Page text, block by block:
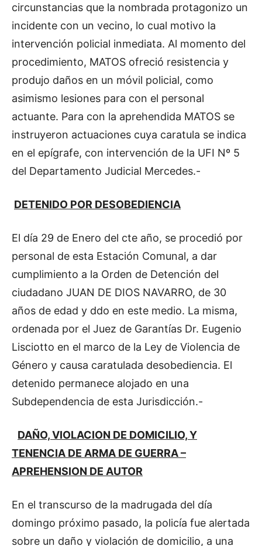
circunstancias que la nombrada protagonizo un
incidente con un vecino, lo cual motivo la
intervención policial inmediata. Al momento del
procedimiento, MATOS ofreció resistencia y
produjo daños en un móvil policial, como
asimismo lesiones para con el personal
actuante. Para con la aprehendida MATOS se
instruyeron actuaciones cuya caratula se indica
en el epígrafe, con intervención de la UFI Nº 5
del Departamento Judicial Mercedes.-
DETENIDO POR DESOBEDIENCIA
El día 29 de Enero del cte año, se procedió por
personal de esta Estación Comunal, a dar
cumplimiento a la Orden de Detención del
ciudadano JUAN DE DIOS NAVARRO, de 30
años de edad y ddo en este medio. La misma,
ordenada por el Juez de Garantías Dr. Eugenio
Lisciotto en el marco de la Ley de Violencia de
Género y causa caratulada desobediencia. El
detenido permanece alojado en una
Subdependencia de esta Jurisdicción.-
DAÑO, VIOLACION DE DOMICILIO, Y
TENENCIA DE ARMA DE GUERRA –
APREHENSION DE AUTOR
En el transcurso de la madrugada del día
domingo próximo pasado, la policía fue alertada
sobre un daño y violación de domicilio, a una